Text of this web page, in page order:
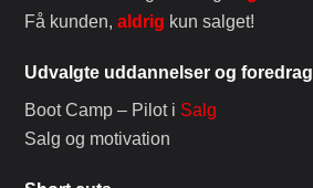
Få kunden,aldrig kun salget!
Udvalgte uddannelser og foredrag
Boot Camp – Pilot i Salg
Salg og motivation